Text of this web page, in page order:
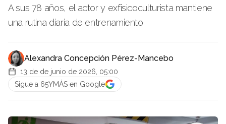
A sus 78 años, el actor y exfisicoculturista mantiene
una rutina diaria de entrenamiento
Alexandra Concepción Pérez-Mancebo
13 de de junio de 2026, 05:00
Sigue a 65YMÁS en Google